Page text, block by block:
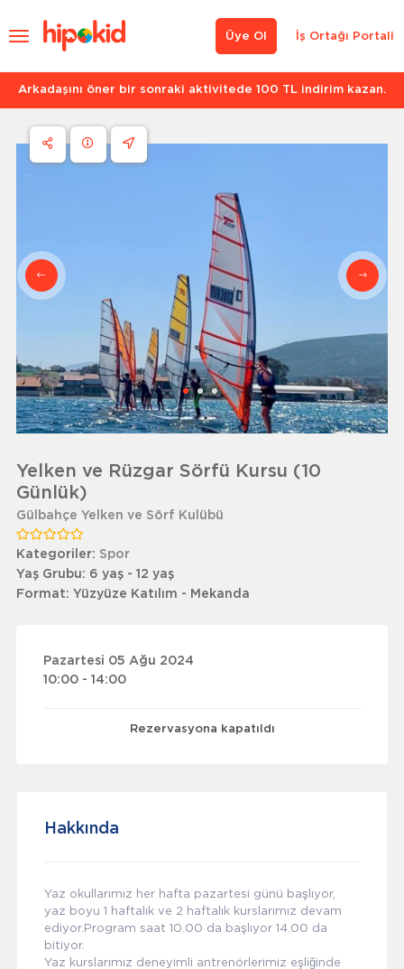
İş Ortağı Portali
Üye Ol
Arkadaşını öner bir sonraki aktivitede 100 TL indirim kazan.
Yelken ve Rüzgar Sörfü Kursu (10
Günlük)
Gülbahçe Yelken ve Sörf Kulübü
Kategoriler: Spor
Yaş Grubu: 6 yaş - 12 yaş
Format: Yüzyüze Katılım - Mekanda
Pazartesi 05 Ağu 2024
10:00 - 14:00
Rezervasyona kapatıldı
Hakkında
Yaz okullarımız her hafta pazartesi günü başlıyor,
yaz boyu 1 haftalık ve 2 haftalık kurslarımız devam
ediyor.Program saat 10.00 da başlıyor 14.00 da
bitiyor.
Yaz kurslarımız deneyimli antrenörlerimiz eşliğinde